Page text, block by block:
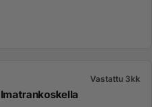
Vastattu 3kk